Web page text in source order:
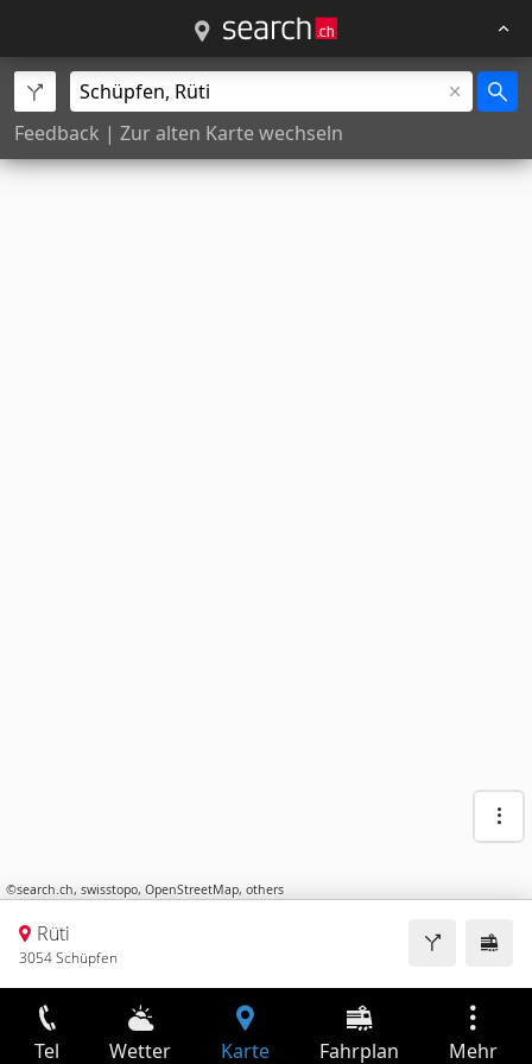
Feedback | Zur alten Karte wechseln
©search.ch, swisstopo, OpenStreetMap, others
Rüti
3054 Schüpfen
Tel Wetter Karte Fahrplan Mehr